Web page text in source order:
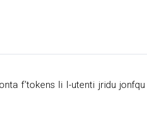
f’tokens li l-utenti jridu